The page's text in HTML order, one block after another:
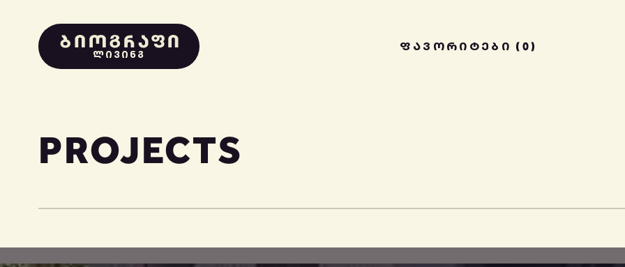
ᲚᲘᲕᲘᲜᲒ
ᲤᲐᲕᲝᲠᲘᲢᲔᲑᲘ (0)
PROJECTS